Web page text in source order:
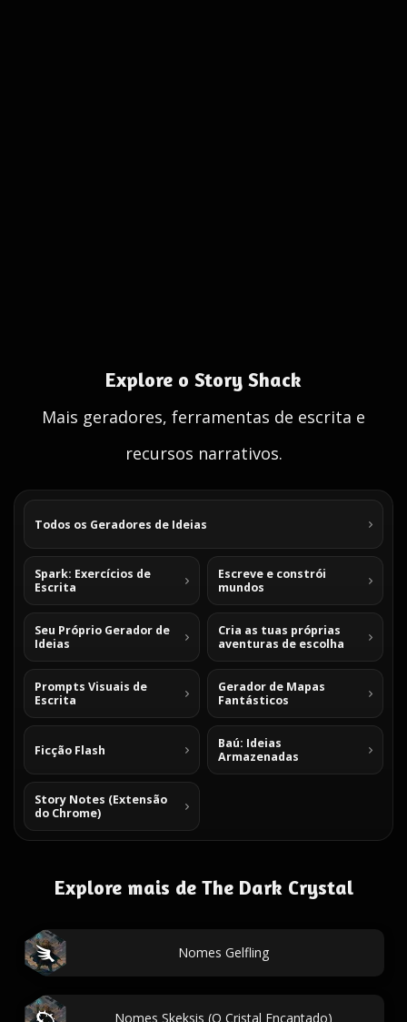
Explore o Story Shack
Mais geradores, ferramentas de escrita e
recursos narrativos.
Todos os Geradores de Ideias
Spark: Exercícios de
Escrita
Escreve e constrói
mundos
Seu Próprio Gerador de
Ideias
Cria as tuas próprias
aventuras de escolha
Prompts Visuais de
Escrita
Gerador de Mapas
Fantásticos
Ficção Flash
Baú: Ideias
Armazenadas
Story Notes (Extensão
do Chrome)
Explore mais de The Dark Crystal
Nomes Gelfling
Nomes Skeksis (O Cristal Encantado)